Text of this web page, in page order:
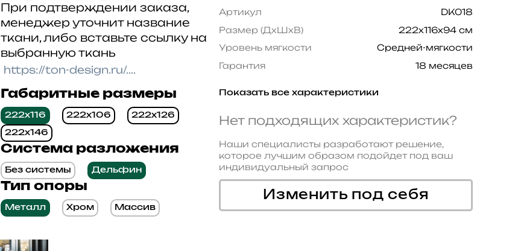
При подтверждении заказа,
менеджер уточнит название
ткани, либо вставьте ссылку на
выбранную ткань
Габаритные размеры
222x116 222x106 222x126
222x146
Система разложения
Без системы Дельфин
Тип опоры
Металл Хром Массив
Артикул
DK018
Размер (ДхШхВ)
222x116x94 см
Уровень мягкости
Средней-мягкости
Гарантия
18 месяцев
Показать все характеристики
Нет подходящих характеристик?
Наши специалисты разработают решение,
которое лучшим образом подойдет под ваш
индивидуальный запрос
Изменить под себя